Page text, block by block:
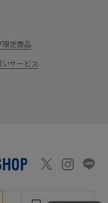
限定商品
いサービス